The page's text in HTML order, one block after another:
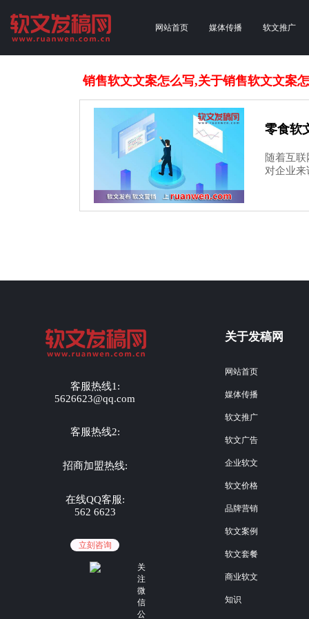
网站首页 媒体传播 软文推广
销售软文文案怎么写,关于销售软文文案
零食软
随着互
对企业来
客服热线1:
5626623@qq.com
客服热线2:
招商加盟热线:
在线QQ客服:
562 6623
立刻咨询
关
注
微
信
公
关于发稿网
网站首页
媒体传播
软文推广
软文广告
企业软文
软文价格
品牌营销
软文案例
软文套餐
商业软文
知识